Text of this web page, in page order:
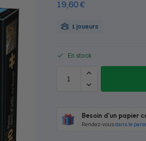
19,60€
1 joueurs
En stock
Besoin d'un papier
Rendez-vousdans le